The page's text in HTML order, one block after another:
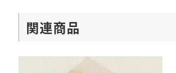
関連商品